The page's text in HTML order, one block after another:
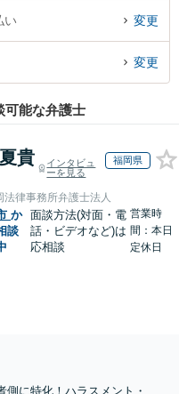
添市内の弁護士に相談予約した
す。
い 変更
変更
可能な弁護士
貴
インタビュ
ーを見る
福岡県
法律事務所弁護士法人
か
談
面談方法(対面・電
話・ビデオなど)は
応相談
営業時
間：本日
定休日
側に特化！ハラスメント・